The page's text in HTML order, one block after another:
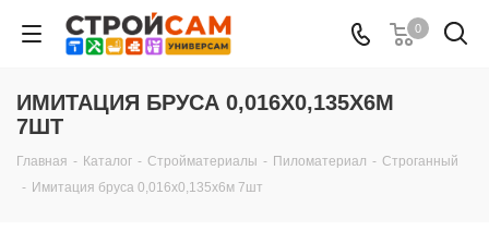
0
ИМИТАЦИЯ БРУСА 0,016Х0,135Х6М
7ШТ
Главная - Каталог - Стройматериалы - Пиломатериал - Строганный
- Имитация бруса 0,016х0,135х6м 7шт